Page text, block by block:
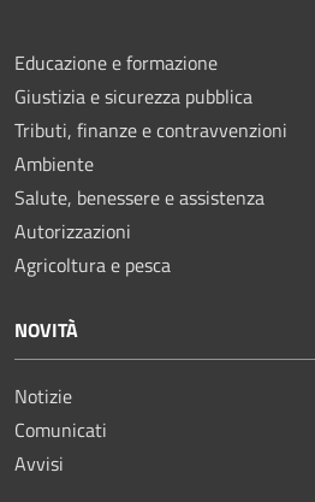
Educazione e formazione
Giustizia e sicurezza pubblica
Tributi, finanze e contravvenzioni
Ambiente
Salute, benessere e assistenza
Autorizzazioni
Agricoltura e pesca
NOVITÀ
Notizie
Comunicati
Avvisi